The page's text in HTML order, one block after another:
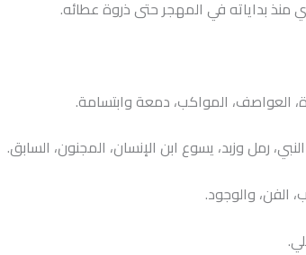
منذ بداياته في المهجر حتى ذروة عطائه.
العواصف، المواكب، دمعة وابتسامة.
رمل وزبد، يسوع ابن الإنسان، المجنون، السابق.
الفن، والوجود.